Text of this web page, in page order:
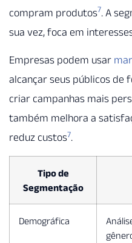
compram produtos7. A
sua vez, foca em
Empresas podem usar
alcançar seus públicos de
criar campanhas mais
também melhora a
reduz custos7.
Tipo de
Segmentação
Demográfica